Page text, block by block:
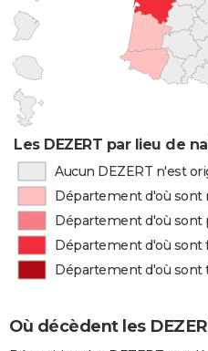
Les DEZERT par lieu de
Aucun DEZERT n'est
Département d'où sont
Département d'où sont
Département d'où sont
Département d'où sont
Où décèdent les